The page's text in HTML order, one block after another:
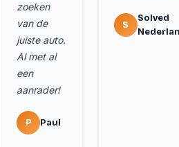
zoeken
van de
juiste auto.
Al met al
een
aanrader!
P Paul
S
Solved